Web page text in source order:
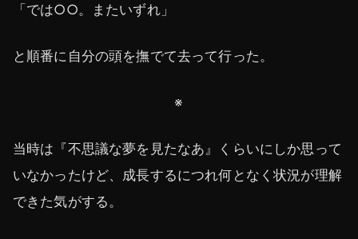
「では○○。またいずれ」
と順番に自分の頭を撫でて去って行った。
※
当時は『不思議な夢を見たなあ』くらいにしか思って
いなかったけど、成長するにつれ何となく状況が理解
できた気がする。